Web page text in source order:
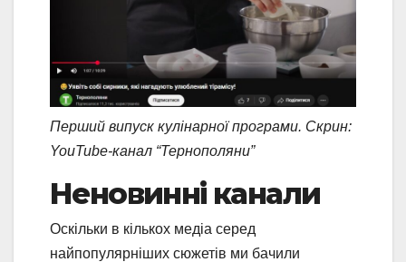
Перший випуск кулінарної програми. Скрин:
YouTube-канал “Тернополяни”
Неновинні канали
Оскільки в кількох медіа серед
найпопулярніших сюжетів ми бачили